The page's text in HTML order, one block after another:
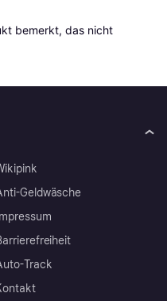
bemerkt, das nicht
Geldwäsche
Impressum
Track